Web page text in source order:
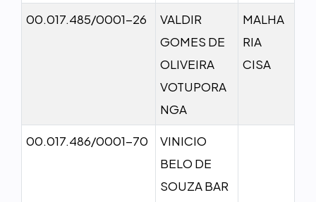
00.017.485/0001-26
VALDIR
GOMES DE
OLIVEIRA
VOTUPORA
NGA
MALHA
RIA
CISA
00.017.486/0001-70
VINICIO
BELO DE
SOUZA BAR